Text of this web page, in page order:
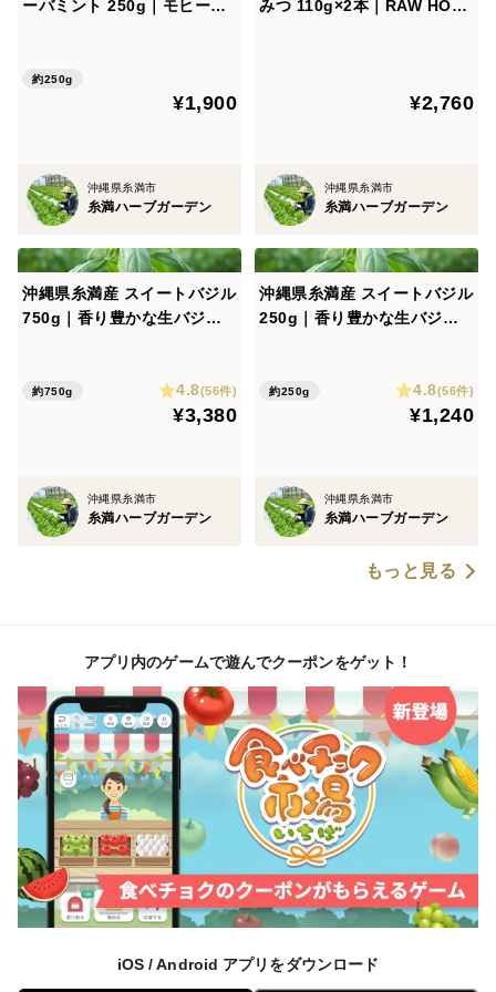
ーバミント 250g｜モヒート
約250g
¥1,900
沖縄県糸満市
糸満ハーブガーデン
みつ 110g×2本｜RAW HONE
¥2,760
沖縄県糸満市
糸満ハーブガーデン
沖縄県糸満産 スイートバジル
750g｜香り豊かな生バジル
約750g 4.8(56件)
¥3,380
沖縄県糸満市
糸満ハーブガーデン
沖縄県糸満産 スイートバジル
250g｜香り豊かな生バジル
約250g 4.8(56件)
¥1,240
沖縄県糸満市
糸満ハーブガーデン
もっと見る
アプリ内のゲームで遊んでクーポンをゲット！
iOS / Android アプリをダウンロード